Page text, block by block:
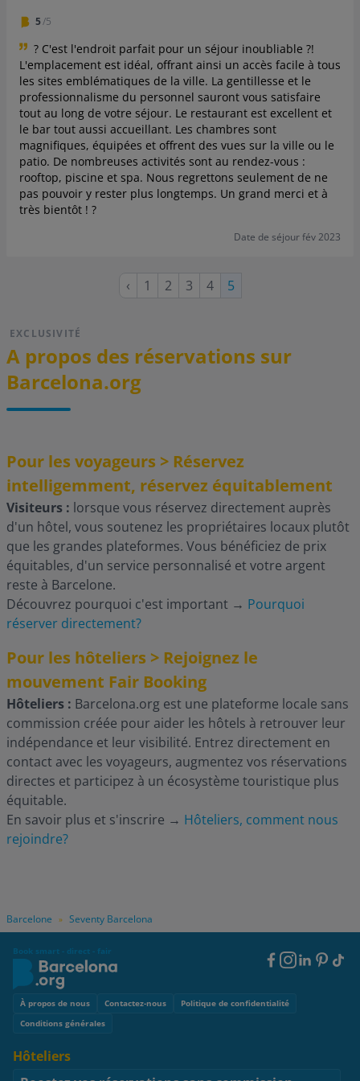
Barcelone » Seventy Barcelona
5/5
? C'est l'endroit parfait pour un séjour inoubliable ?!
L'emplacement est idéal, offrant ainsi un accès facile à tous
les sites emblématiques de la ville. La gentillesse et le
professionnalisme du personnel sauront vous satisfaire
tout au long de votre séjour. Le restaurant est excellent et
le bar tout aussi accueillant. Les chambres sont
magnifiques, équipées et offrent des vues sur la ville ou le
patio. De nombreuses activités sont au rendez-vous :
rooftop, piscine et spa. Nous regrettons seulement de ne
pas pouvoir y rester plus longtemps. Un grand merci et à
très bientôt ! ?
Date de séjour fév 2023
Page
‹ Page
1 Page
2 Page
3 Page
4
Page
5
EXCLUSIVITÉ
A propos des réservations sur
Barcelona.org
Pour les voyageurs > Réservez
intelligemment, réservez équitablement
Visiteurs : lorsque vous réservez directement auprès
d'un hôtel, vous soutenez les propriétaires locaux plutôt
que les grandes plateformes. Vous bénéficiez de prix
équitables, d'un service personnalisé et votre argent
reste à Barcelone.
Découvrez pourquoi c'est important → Pourquoi
réserver directement?
Pour les hôteliers > Rejoignez le
mouvement Fair Booking
Hôteliers : Barcelona.org est une plateforme locale sans
commission créée pour aider les hôtels à retrouver leur
indépendance et leur visibilité. Entrez directement en
contact avec les voyageurs, augmentez vos réservations
directes et participez à un écosystème touristique plus
équitable.
En savoir plus et s'inscrire → Hôteliers, comment nous
rejoindre?
Book smart - direct - fair
Footer
Social
Footer
À propos de nous Contactez-nous
Politique de confidentialité
Conditions générales
Hôteliers